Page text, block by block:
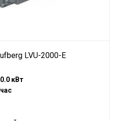
LVU-2000-E
кВт